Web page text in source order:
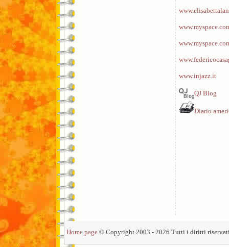
www.injazz.it
QJ Blog
Diario
Home page © Copyright 2003 - 2026 Tutti i diritti